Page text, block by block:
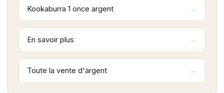
Kookaburra 1 once argent
En savoir plus
Toute la vente d'argent